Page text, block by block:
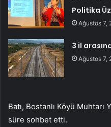
Politika
Ağustos 7,
3 il
Ağustos 7,
Batı, Bostanlı Köyü
süre sohbet etti.